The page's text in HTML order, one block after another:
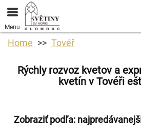
Menu
Home Tovéř
Rýchly rozvoz kvetov a
kvetín v Tovéři
Zobraziť podľa: